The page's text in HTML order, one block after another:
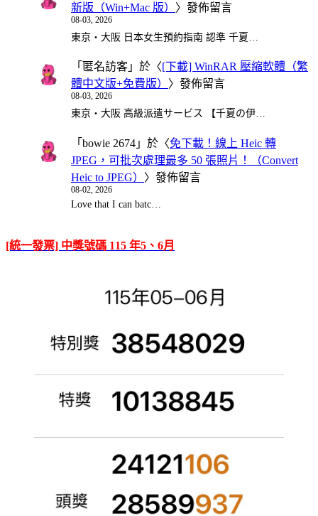
新版（Win+Mac 版） 〉發佈留言
08-03, 2026
東京・大阪 日本女生預約指南 認準 千夏…
「 匿名訪客 」於〈[下載] WinRAR 壓縮軟體（繁
體中文版+免費版） 〉發佈留言
08-03, 2026
東京・大阪 高級派遣サービス 【千夏の伊…
「 bowie 2674 」於〈免下載！線上 Heic 轉
JPEG，可批次處理最多 50 張照片！（Convert
Heic to JPEG） 〉發佈留言
08-02, 2026
Love that I can batc…
[統一發票] 中獎號碼 115 年5、6月